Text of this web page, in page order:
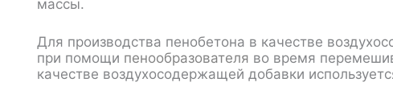
массы.
Для производства пенобетона в качестве
при помощи пенообразователя во время
качестве воздухосодержащей добавки